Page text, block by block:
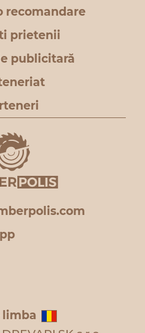
recomandare
prietenii
publicitară
limba